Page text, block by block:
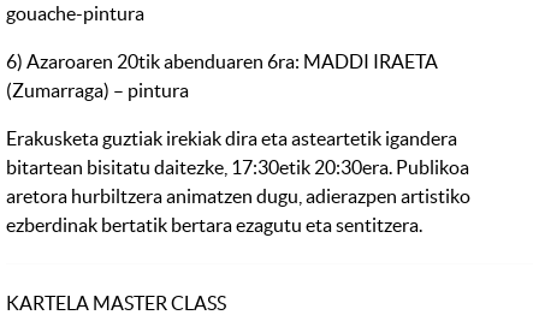
gouache-pintura
6) Azaroaren 20tik abenduaren 6ra: MADDI IRAETA
(Zumarraga) – pintura
Erakusketa guztiak irekiak dira eta asteartetik igandera
bitartean bisitatu daitezke, 17:30etik 20:30era. Publikoa
aretora hurbiltzera animatzen dugu, adierazpen artistiko
ezberdinak bertatik bertara ezagutu eta sentitzera.
KARTELA MASTER CLASS